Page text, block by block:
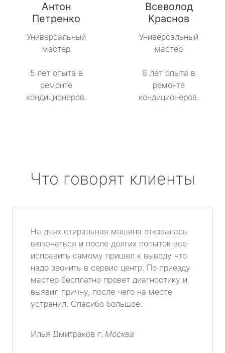
Антон
Петренко
Универсальный
мастер
5 лет опыта в
ремонте
кондиционеров.
Всеволод
Краснов
Универсальный
мастер
8 лет опыта в
ремонте
кондиционеров.
Что говорят клиенты
На днях стиральная машина отказалась
включаться и после долгих попыток все
исправить самому пришел к выводу что
надо звонить в сервис центр. По приезду
мастер бесплатно провет диагностику и
выявил причну, после чего на месте
устранил. Спасибо большое.
Илья Дмитраков г. Москва